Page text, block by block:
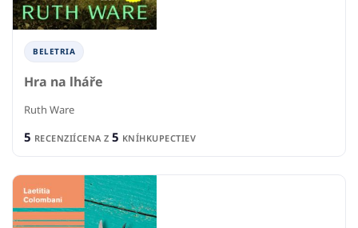
BELETRIA
Hra na lháře
Ruth Ware
5 RECENZIÍCENA Z 5 KNÍHKUPECTIEV